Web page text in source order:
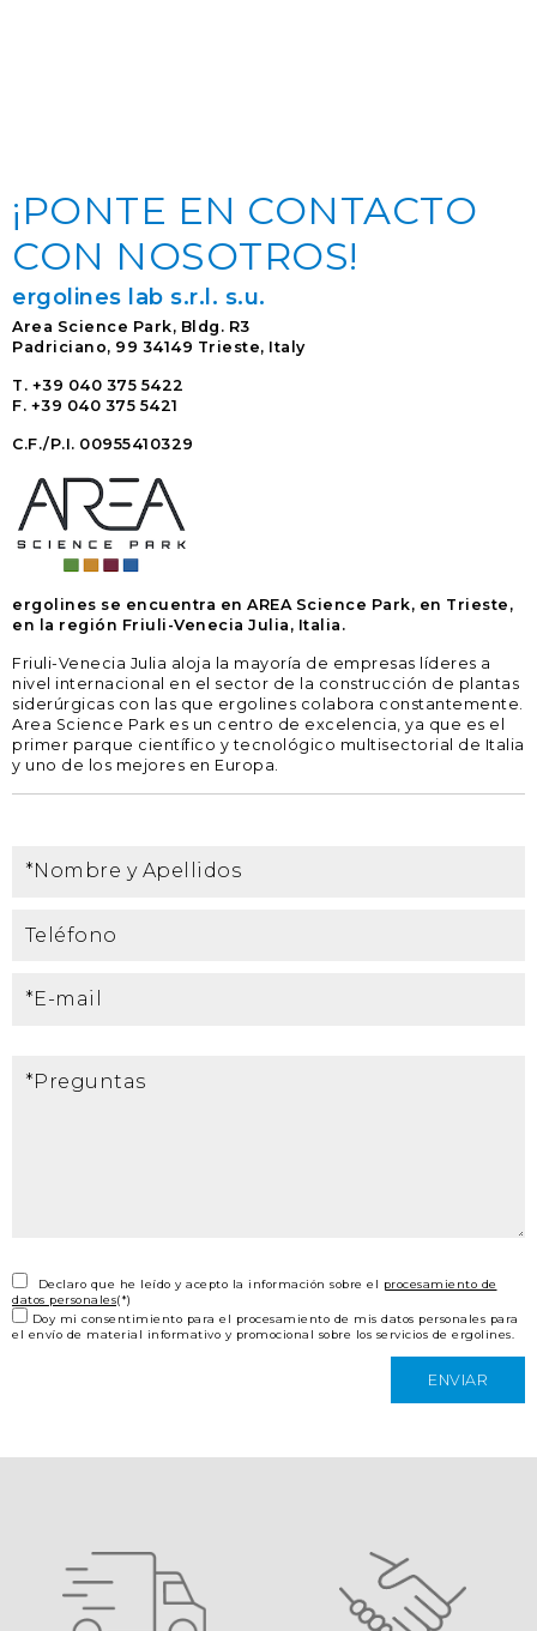
EN IT ES RU
¡PONTE EN CONTACTO
CON NOSOTROS!
ergolines lab s.r.l. s.u.
Area Science Park, Bldg. R3
Padriciano, 99 34149 Trieste, Italy
T. +39 040 375 5422
F. +39 040 375 5421
C.F./P.I. 00955410329
ergolines se encuentra en AREA Science Park, en Trieste,
en la región Friuli-Venecia Julia, Italia.
Friuli-Venecia Julia aloja la mayoría de empresas líderes a
nivel internacional en el sector de la construcción de plantas
siderúrgicas con las que ergolines colabora constantemente.
Area Science Park es un centro de excelencia, ya que es el
primer parque científico y tecnológico multisectorial de Italia
y uno de los mejores en Europa.
Declaro que he leído y acepto la información sobre el procesamiento de
datos personales(*)
Doy mi consentimiento para el procesamiento de mis datos personales para
el envío de material informativo y promocional sobre los servicios de ergolines.